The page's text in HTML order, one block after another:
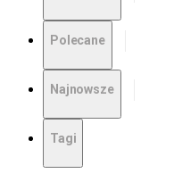
Polecane
Najnowsze
Tagi